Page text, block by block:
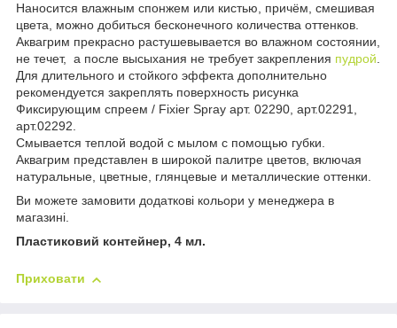
Наносится влажным спонжем или кистью, причём, смешивая
цвета, можно добиться бесконечного количества оттенков.
Аквагрим прекрасно растушевывается во влажном состоянии,
не течет, а после высыхания не требует закрепления пудрой.
Для длительного и стойкого эффекта дополнительно
рекомендуется закреплять поверхность рисунка
Фиксирующим спреем / Fixier Spray арт. 02290, арт.02291,
арт.02292.
Смывается теплой водой с мылом с помощью губки.
Аквагрим представлен в широкой палитре цветов, включая
натуральные, цветные, глянцевые и металлические оттенки.
Ви можете замовити додаткові кольори у менеджера в
магазині.
Пластиковий контейнер, 4 мл.
Приховати